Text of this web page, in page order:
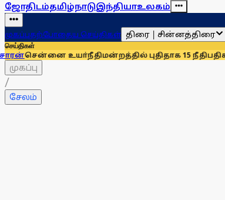
ஜோதிடம்தமிழ்நாடுஇந்தியாஉலகம்
முகப்புதற்போதைய செய்திகள் திரை | சின்னத்திரை
செய்திகள்
உயா்நீதிமன்றத்தில் புதிதாக 15 நீதிபதிகள்
முகப்பு
/
சேலம்